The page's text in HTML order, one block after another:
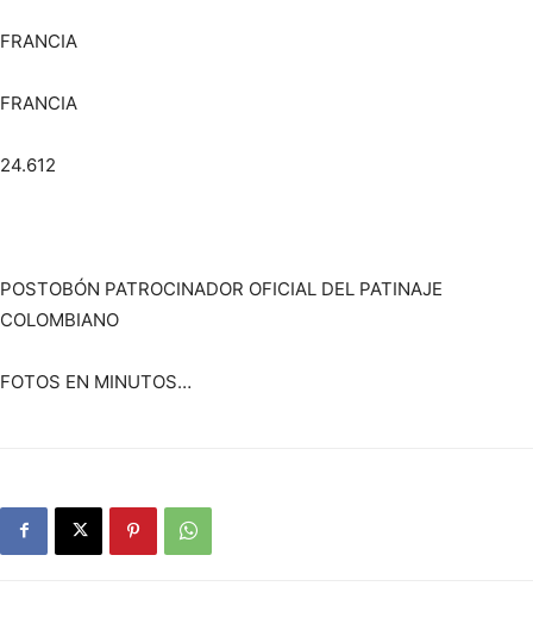
FRANCIA
FRANCIA
24.612
POSTOBÓN PATROCINADOR OFICIAL DEL PATINAJE
COLOMBIANO
FOTOS EN MINUTOS…